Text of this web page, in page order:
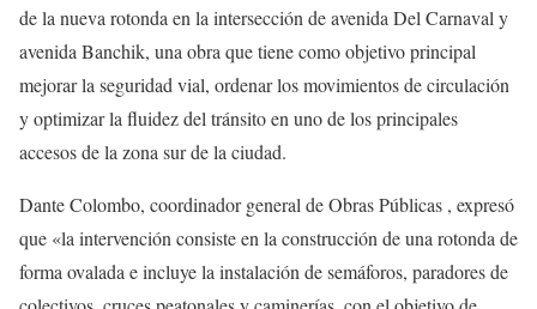
de la nueva rotonda en la intersección de avenida Del Carnaval y
avenida Banchik, una obra que tiene como objetivo principal
mejorar la seguridad vial, ordenar los movimientos de circulación
y optimizar la fluidez del tránsito en uno de los principales
accesos de la zona sur de la ciudad.
Dante Colombo, coordinador general de Obras Públicas , expresó
que «la intervención consiste en la construcción de una rotonda de
forma ovalada e incluye la instalación de semáforos, paradores de